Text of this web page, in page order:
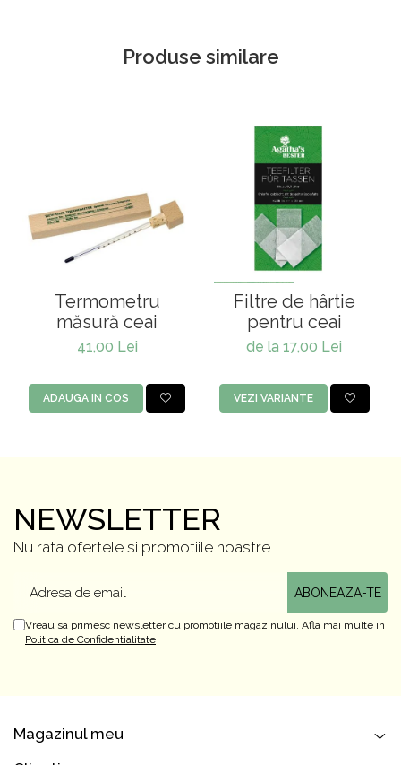
Produse similare
Termometru
măsură ceai
41,00 Lei
ADAUGA IN COS
Filtre de hârtie
pentru ceai
de la 17,00 Lei
VEZI VARIANTE
NEWSLETTER
Nu rata ofertele si promotiile noastre
Vreau sa primesc newsletter cu promotiile magazinului. Afla mai multe in
Politica de Confidentialitate
Magazinul meu